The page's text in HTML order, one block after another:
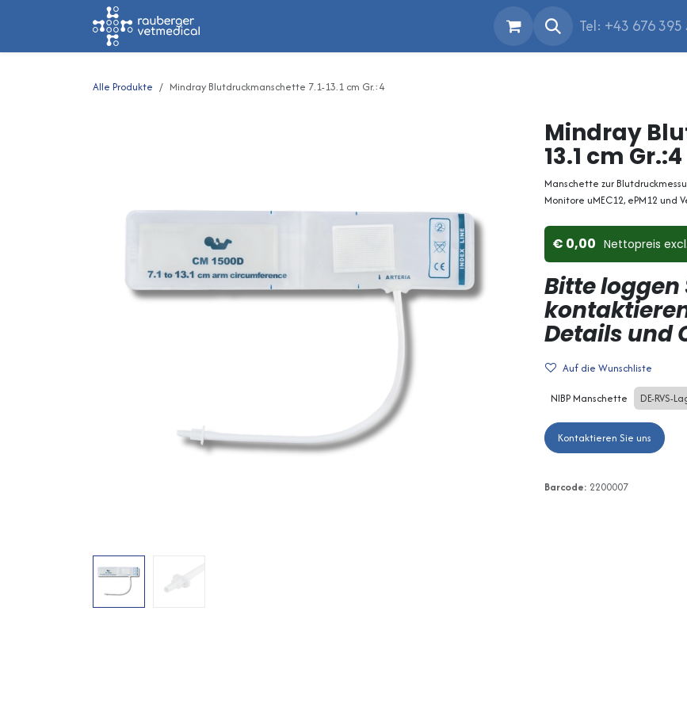
Tel: +43 676 395
Alle Produkte Mindray Blutdruckmanschette 7.1-13.1 cm Gr.:4
Mindray
13.1 cm Gr.:4
Manschette zur
Monitore uMEC12, ePM12 und
0,00 Nettopreis
Bitte loggen
Details und
Auf die Wunschliste
NIBP Manschette
DE-RVS-
Kontaktieren Sie uns
Barcode: 2200007